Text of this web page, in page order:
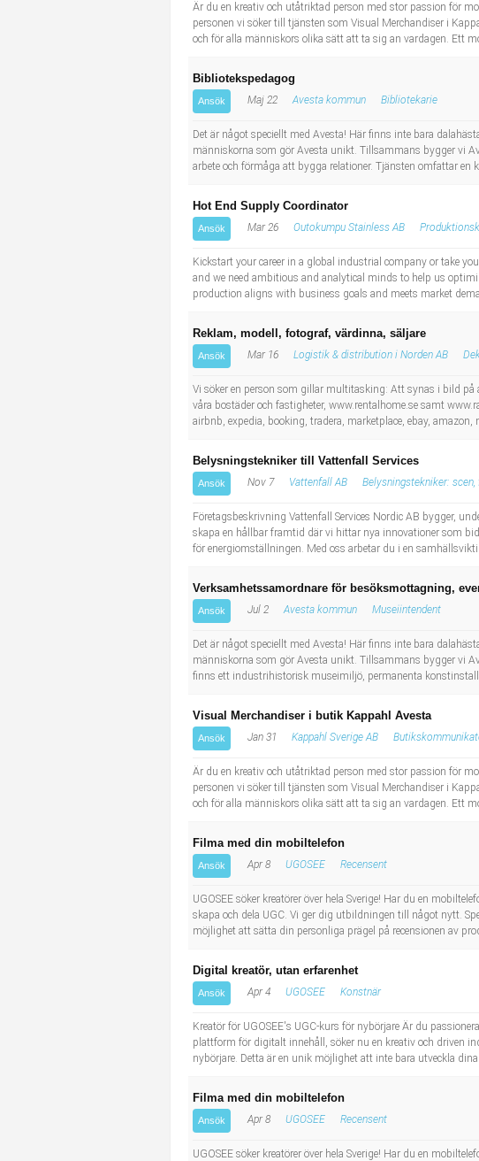
Är du en kreativ och utåtriktad person med stor passion för
personen vi söker till tjänsten som Visual Merchandiser i
och för alla människors olika sätt att ta sig an vardagen. Ett
Bibliotekspedagog
Ansök Maj 22 Avesta kommun Bibliotekarie
Det är något speciellt med Avesta! Här finns inte bara
människorna som gör Avesta unikt. Tillsammans bygger vi
arbete och förmåga att bygga relationer. Tjänsten omfattar
Hot End Supply Coordinator
Ansök Mar 26 Outokumpu Stainless AB
Kickstart your career in a global industrial company or take
and we need ambitious and analytical minds to help us
production aligns with business goals and meets market
Reklam, modell, fotograf, värdinna, säljare
Ansök Mar 16 Logistik & distribution i Norden AB
Vi söker en person som gillar multitasking: Att synas i bild på
våra bostäder och fastigheter, www.rentalhome.se samt
airbnb, expedia, booking, tradera, marketplace, ebay,
Belysningstekniker till Vattenfall Services
Ansök Nov 7 Vattenfall AB Belysningstekniker: scen,
Företagsbeskrivning Vattenfall Services Nordic AB bygger,
skapa en hållbar framtid där vi hittar nya innovationer som
för energiomställningen. Med oss arbetar du i en
Verksamhetssamordnare för besöksmottagning,
Ansök Jul 2 Avesta kommun Museiintendent
Det är något speciellt med Avesta! Här finns inte bara
människorna som gör Avesta unikt. Tillsammans bygger vi
finns ett industrihistorisk museimiljö, permanenta
Visual Merchandiser i butik Kappahl Avesta
Ansök Jan 31 Kappahl Sverige AB
Är du en kreativ och utåtriktad person med stor passion för
personen vi söker till tjänsten som Visual Merchandiser i
och för alla människors olika sätt att ta sig an vardagen. Ett
Filma med din mobiltelefon
Ansök Apr 8 UGOSEE Recensent
UGOSEE söker kreatörer över hela Sverige! Har du en
skapa och dela UGC. Vi ger dig utbildningen till något nytt.
möjlighet att sätta din personliga prägel på recensionen av
Digital kreatör, utan erfarenhet
Ansök Apr 4 UGOSEE Konstnär
Kreatör för UGOSEE's UGC-kurs för nybörjare Är du
plattform för digitalt innehåll, söker nu en kreativ och driven
nybörjare. Detta är en unik möjlighet att inte bara utveckla
Filma med din mobiltelefon
Ansök Apr 8 UGOSEE Recensent
UGOSEE söker kreatörer över hela Sverige! Har du en